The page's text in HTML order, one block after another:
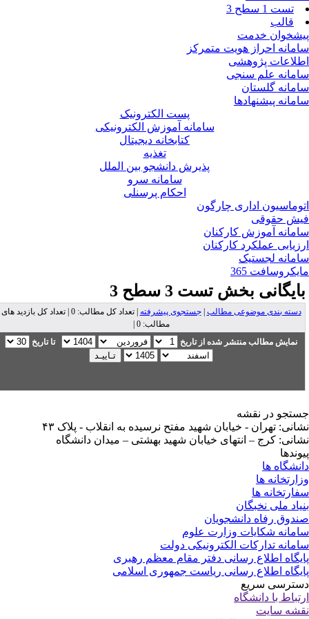
تست 1 سطح 3
قالب
خدمت
احراز هویت متمرکز
پژوهشی
علم سنجی
گلستان
پیشنهادها
پست الکترونیک
سامانه آموزش الکترونیکی
کتابخانه دیجیتال
تغذیه
پذیرش دانشجو بین الملل
سامانه سرو
احکام پرسنلی
اداری چارگون
حقوقی
آموزش کارکنان
عملکرد کارکنان
لجستیک
365
بخشتست 3 سطح 3
دسته بندی موضوعی مطالب|جستجوی پیشرفته
| تعداد کل مطالب: 0 | تعداد کل بازدید های
مطالب: 0 |
نمایش مطالب منتشر شده از تاریخ
تا تاریخ
در نقشه
تهران - خیابان شهید مفتح نرسیده به انقلاب - پلاک ۴۳
کرج – انتهای خیابان شهید بهشتی – میدان دانشگاه
ها
ها
ها
ملی نخبگان
رفاه دانشجویان
شکایات وزارت علوم
تدارکات الکترونیکی دولت
اطلاع رسانی دفتر مقام معظم رهبری
اطلاع رسانی ریاست جمهوری اسلامی
سریع
با دانشگاه
سایت